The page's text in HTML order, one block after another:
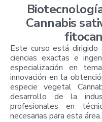
Cannabis
Este curso está
ciencias exactas e
especialización en
innovación en la
especie vegetal
desarrollo de la
profesionales en
necesarias para esta área.